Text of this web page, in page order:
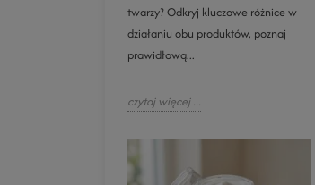
twarzy? Odkryj kluczowe różnice w
działaniu obu produktów, poznaj
prawidłową...
czytaj więcej ...